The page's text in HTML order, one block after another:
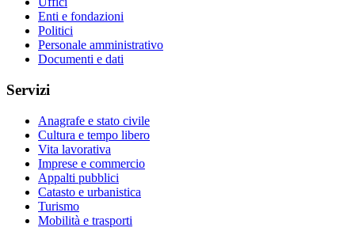
Enti e fondazioni
Politici
Personale amministrativo
Documenti e dati
Servizi
Anagrafe e stato civile
Cultura e tempo libero
Vita lavorativa
Imprese e commercio
Appalti pubblici
Catasto e urbanistica
Turismo
Mobilità e trasporti